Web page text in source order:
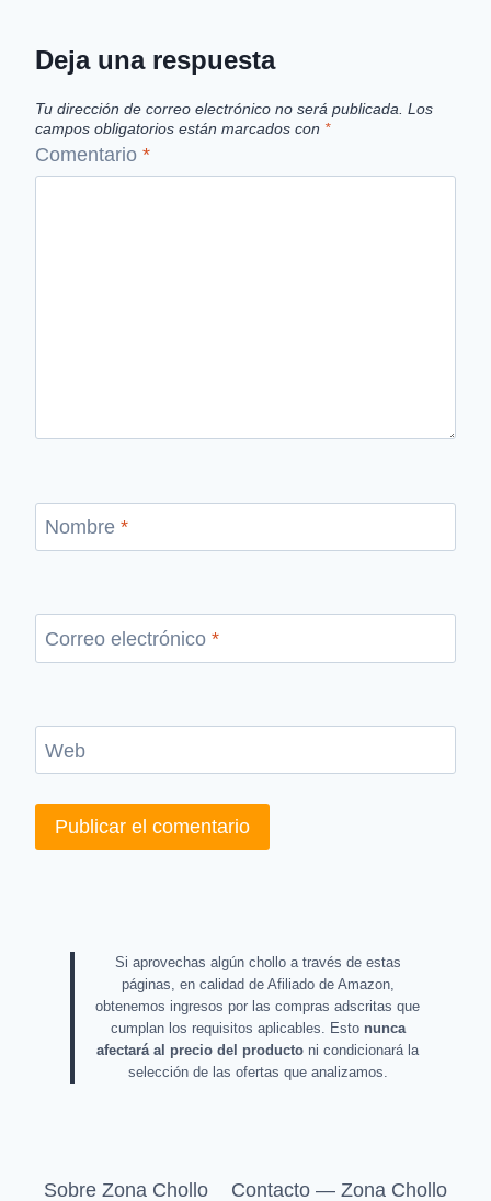
Deja una respuesta
Tu dirección de correo electrónico no será publicada. Los
campos obligatorios están marcados con *
Comentario *
Nombre *
Correo electrónico *
Web
Si aprovechas algún chollo a través de estas
páginas, en calidad de Afiliado de Amazon,
obtenemos ingresos por las compras adscritas que
cumplan los requisitos aplicables. Esto nunca
afectará al precio del producto ni condicionará la
selección de las ofertas que analizamos.
Sobre Zona Chollo Contacto — Zona Chollo